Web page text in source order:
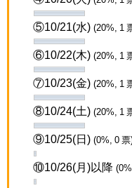
⑤10/21(水) (20%, 1
⑥10/22(木) (20%, 1
⑦10/23(金) (20%, 1
⑧10/24(土) (20%, 1
⑨10/25(日) (0%, 0 票
⑩10/26(月)以降